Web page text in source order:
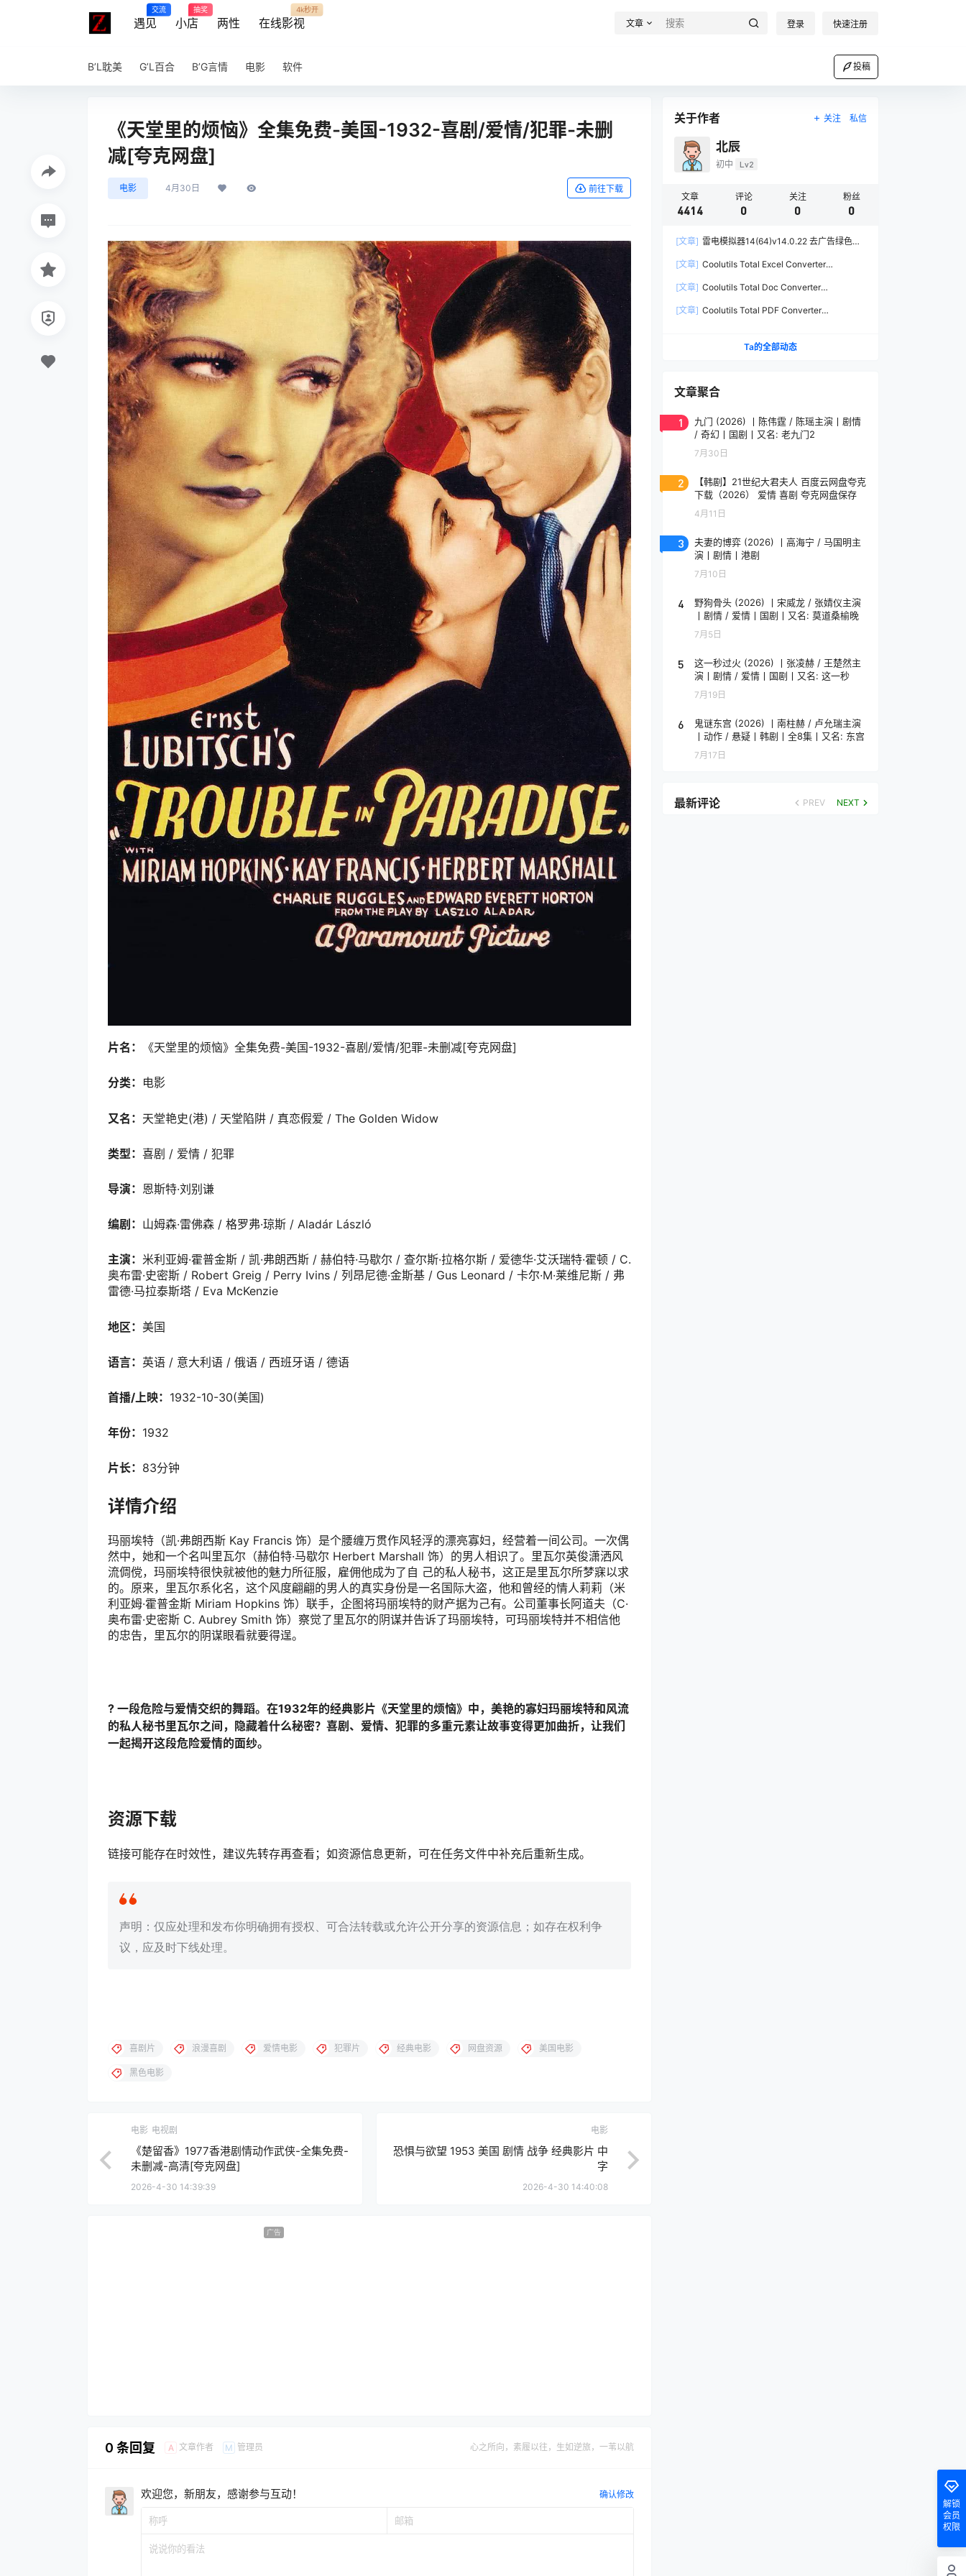
遇见
交流
小店
抽奖
两性 在线影视
4k秒开
文章 登录 快速注册
B’L耽美 G’L百合 B’G言情 电影 软件 投稿
《天堂里的烦恼》全集免费-美国-1932-喜剧/爱情/犯罪-未删
减[夸克网盘]
电影 4月30日 前往下载
片名： 《天堂里的烦恼》全集免费-美国-1932-喜剧/爱情/犯罪-未删减[夸克网盘]
分类： 电影
又名： 天堂艳史(港) / 天堂陷阱 / 真恋假爱 / The Golden Widow
类型： 喜剧 / 爱情 / 犯罪
导演： 恩斯特·刘别谦
编剧： 山姆森·雷佛森 / 格罗弗·琼斯 / Aladár László
主演： 米利亚姆·霍普金斯 / 凯·弗朗西斯 / 赫伯特·马歇尔 / 查尔斯·拉格尔斯 / 爱德华·艾沃瑞特·霍顿 / C.
奥布雷·史密斯 / Robert Greig / Perry Ivins / 列昂尼德·金斯基 / Gus Leonard / 卡尔·M·莱维尼斯 / 弗
雷德·马拉泰斯塔 / Eva McKenzie
地区： 美国
语言： 英语 / 意大利语 / 俄语 / 西班牙语 / 德语
首播/上映： 1932-10-30(美国)
年份： 1932
片长： 83分钟
详情介绍
玛丽埃特（凯·弗朗西斯 Kay Francis 饰）是个腰缠万贯作风轻浮的漂亮寡妇，经营着一间公司。一次偶
然中，她和一个名叫里瓦尔（赫伯特·马歇尔 Herbert Marshall 饰）的男人相识了。里瓦尔英俊潇洒风
流倜傥，玛丽埃特很快就被他的魅力所征服，雇佣他成为了自 己的私人秘书，这正是里瓦尔所梦寐以求
的。原来，里瓦尔系化名，这个风度翩翩的男人的真实身份是一名国际大盗，他和曾经的情人莉莉（米
利亚姆·霍普金斯 Miriam Hopkins 饰）联手，企图将玛丽埃特的财产据为己有。公司董事长阿道夫（C·
奥布雷·史密斯 C. Aubrey Smith 饰）察觉了里瓦尔的阴谋并告诉了玛丽埃特，可玛丽埃特并不相信他
的忠告，里瓦尔的阴谋眼看就要得逞。
? 一段危险与爱情交织的舞蹈。在1932年的经典影片《天堂里的烦恼》中，美艳的寡妇玛丽埃特和风流
的私人秘书里瓦尔之间，隐藏着什么秘密？喜剧、爱情、犯罪的多重元素让故事变得更加曲折，让我们
一起揭开这段危险爱情的面纱。
资源下载
链接可能存在时效性，建议先转存再查看；如资源信息更新，可在任务文件中补充后重新生成。
声明：仅应处理和发布你明确拥有授权、可合法转载或允许公开分享的资源信息；如存在权利争
议，应及时下线处理。
喜剧片 浪漫喜剧 爱情电影 犯罪片 经典电影 网盘资源 美国电影
黑色电影
电影 电视剧
《楚留香》1977香港剧情动作武侠-全集免费-
未删减-高清[夸克网盘]
2026-4-30 14:39:39
电影
恐惧与欲望 1953 美国 剧情 战争 经典影片 中
字
2026-4-30 14:40:08
广告
0 条回复 A 文章作者 M 管理员 心之所向，素履以往，生如逆旅，一苇以航
欢迎您，新朋友，感谢参与互动！ 确认修改
关于作者 关注 私信
北辰
初中 Lv2
文章
4414
评论
0
关注
0
粉丝
0
[文章] 雷电模拟器14(64)v14.0.22 去广告绿色纯
[文章] Coolutils Total Excel Converter
[文章] Coolutils Total Doc Converter
[文章] Coolutils Total PDF Converter
Ta的全部动态
文章聚合
1
九门 (2026) 丨陈伟霆 / 陈瑶主演丨剧情
/ 奇幻丨国剧丨又名: 老九门2
7月30日
2
【韩剧】21世纪大君夫人 百度云网盘夸克
下载（2026） 爱情 喜剧 夸克网盘保存
4月11日
3
夫妻的博弈 (2026) 丨高海宁 / 马国明主
演丨剧情丨港剧
7月10日
4
野狗骨头 (2026) 丨宋威龙 / 张婧仪主演
丨剧情 / 爱情丨国剧丨又名: 莫道桑榆晚
7月5日
5
这一秒过火 (2026) 丨张凌赫 / 王楚然主
演丨剧情 / 爱情丨国剧丨又名: 这一秒
7月19日
6
鬼谜东宫 (2026) 丨南柱赫 / 卢允瑞主演
丨动作 / 悬疑丨韩剧丨全8集丨又名: 东宫
7月17日
最新评论 PREV NEXT
解锁
会员
权限